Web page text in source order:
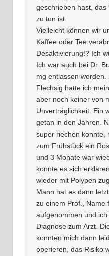
geschrieben hast,
zu tun ist.
Vielleicht können wir
Kaffee oder Tee
Desaktivierung!? Ich
Ich war auch bei Dr.
mg entlassen
Flechsig hatte ich
aber noch keiner von
Unverträglichkeit. Ein
getan in den Jahren.
super riechen konnte,
zum Frühstück ein
und 3 Monate war
konnte es sich
wieder mit Polypen
Mann hat es dann
zu einem Prof., Name
aufgenommen und
Diagnose zum Arzt.
konnten mich dann
operieren, das Risiko